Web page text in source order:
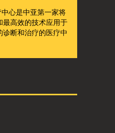
心是中亚第一家将
最高效的技术应用于
诊断和治疗的医疗中